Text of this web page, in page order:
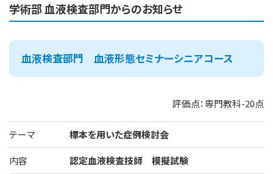
学術部 血液検査部門からのお知らせ
血液検査部門 血液形態セミナーシニアコース
評価点：専門教科-20点
テーマ 標本を用いた症例検討会
内容 認定血液検査技師 模擬試験